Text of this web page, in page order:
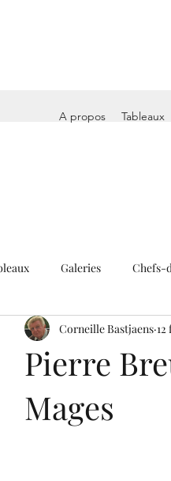
A propos Tableaux
Galeries Chefs-
Pierre
Mages
Corneille Bastjaens 12